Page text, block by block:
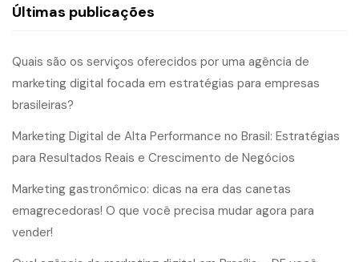
Últimas publicações
Quais são os serviços oferecidos por uma agência de
marketing digital focada em estratégias para empresas
brasileiras?
Marketing Digital de Alta Performance no Brasil: Estratégias
para Resultados Reais e Crescimento de Negócios
Marketing gastronômico: dicas na era das canetas
emagrecedoras! O que você precisa mudar agora para
vender!